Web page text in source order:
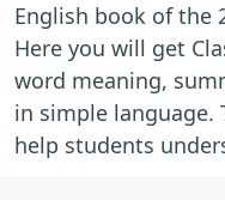
English book of the
Here you will get
word meaning,
in simple language.
help students